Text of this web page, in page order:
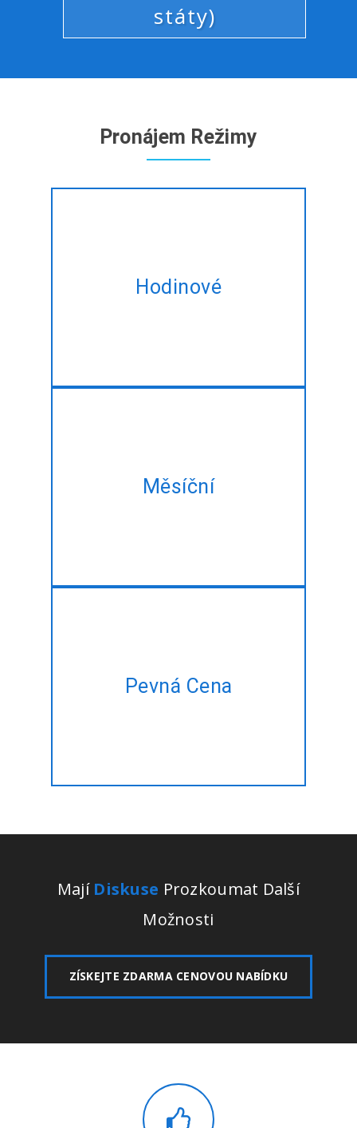
státy)
Pronájem Režimy
Hodinové
vývojáři na hodinovém základě,
na míru pro splnění vašich
Měsíční
stejné Full Stack rozvoj služeb
Pevná Cena
spravovat? Nechte nás dělat
Mají Diskuse Prozkoumat Další
Možnosti
ZÍSKEJTE ZDARMA CENOVOU NABÍDKU